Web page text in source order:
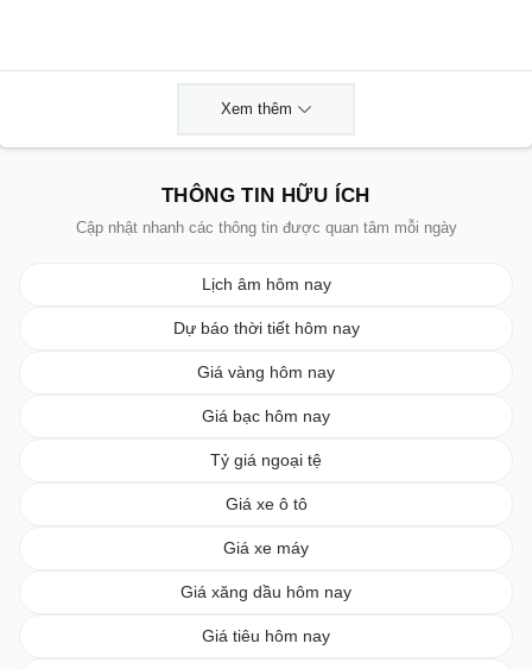
Xem thêm
THÔNG TIN HỮU ÍCH
Cập nhật nhanh các thông tin được quan tâm mỗi ngày
Lịch âm hôm nay
Dự báo thời tiết hôm nay
Giá vàng hôm nay
Giá bạc hôm nay
Tỷ giá ngoại tệ
Giá xe ô tô
Giá xe máy
Giá xăng dầu hôm nay
Giá tiêu hôm nay